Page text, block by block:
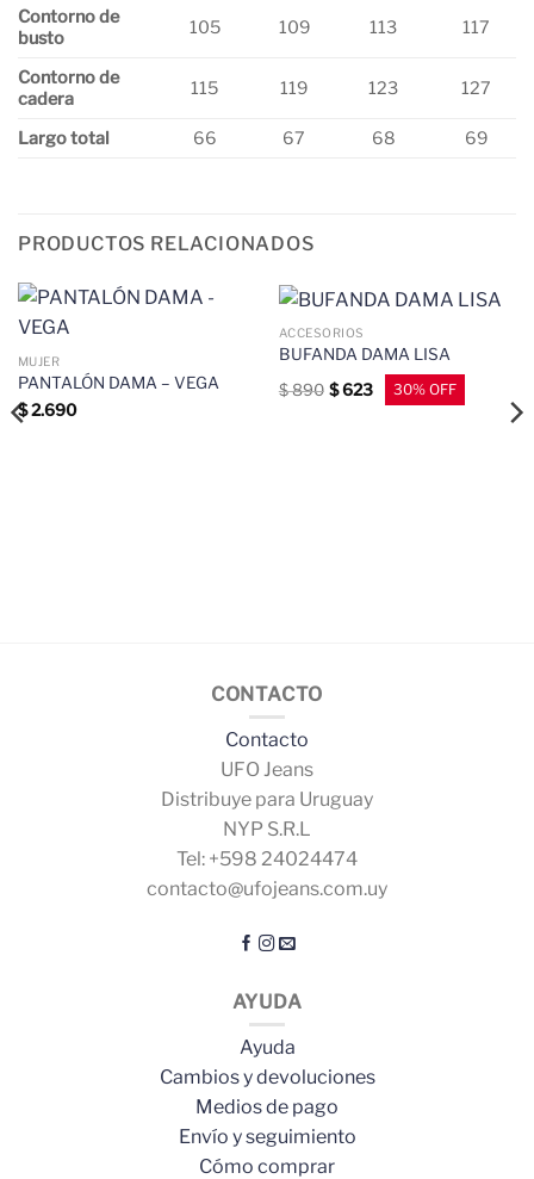
Contorno de
busto
105 109 113 117
Contorno de
cadera
115 119 123 127
Largo total 66 67 68 69
PRODUCTOS RELACIONADOS
MUJER
PANTALÓN DAMA – VEGA
$2.690
ACCESORIOS
BUFANDA DAMA LISA
$890 $623
CONTACTO
Contacto
UFO Jeans
Distribuye para Uruguay
NYP S.R.L
Tel: +598 24024474
contacto@ufojeans.com.uy
AYUDA
Ayuda
Cambios y devoluciones
Medios de pago
Envío y seguimiento
Cómo comprar